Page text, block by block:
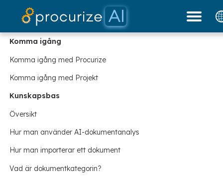
Komma igång
Komma igång med Procurize
Komma igång med Projekt
Kunskapsbas
Översikt
Hur man använder AI-dokumentanalys
Hur man importerar ett dokument
Vad är dokumentkategorin?